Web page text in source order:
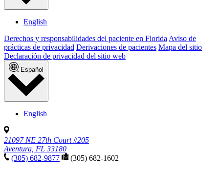
English
Derechos y responsabilidades del paciente en Florida Aviso de
prácticas de privacidad Derivaciones de pacientes Mapa del sitio
Declaración de privacidad del sitio web
Español
English
21097 NE 27th Court #205
Aventura, FL 33180
(305) 682-9877
(305) 682-1602